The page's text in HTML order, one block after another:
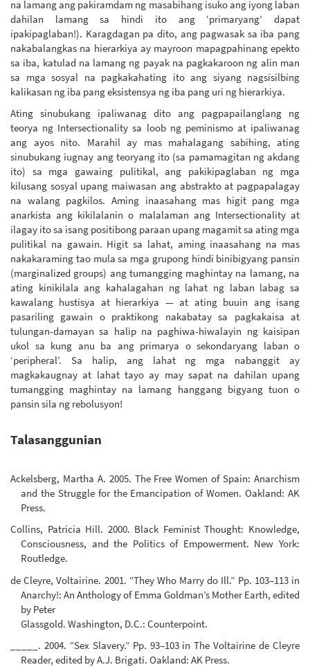
na lamang ang pakiramdam ng masabihang isuko ang iyong laban
dahilan lamang sa hindi ito ang ‘primaryang’ dapat
ipakipaglaban!). Karagdagan pa dito, ang pagwasak sa iba pang
nakabalangkas na hierarkiya ay mayroon mapagpahinang epekto
sa iba, katulad na lamang ng payak na pagkakaroon ng alin man
sa mga sosyal na pagkakahating ito ang siyang nagsisilbing
kalikasan ng iba pang eksistensya ng iba pang uri ng hierarkiya.
Ating sinubukang ipaliwanag dito ang pagpapailanglang ng
teorya ng Intersectionality sa loob ng peminismo at ipaliwanag
ang ayos nito. Marahil ay mas mahalagang sabihing, ating
sinubukang iugnay ang teoryang ito (sa pamamagitan ng akdang
ito) sa mga gawaing pulitikal, ang pakikipaglaban ng mga
kilusang sosyal upang maiwasan ang abstrakto at pagpapalagay
na walang pagkilos. Aming inaasahang mas higit pang mga
anarkista ang kikilalanin o malalaman ang Intersectionality at
ilagay ito sa isang positibong paraan upang magamit sa ating mga
pulitikal na gawain. Higit sa lahat, aming inaasahang na mas
nakakaraming tao mula sa mga grupong hindi binibigyang pansin
(marginalized groups) ang tumangging maghintay na lamang, na
ating kinikilala ang kahalagahan ng lahat ng laban labag sa
kawalang hustisya at hierarkiya — at ating buuin ang isang
pasariling gawain o praktikong nakabatay sa pagkakaisa at
tulungan-damayan sa halip na paghiwa-hiwalayin ng kaisipan
ukol sa kung anu ba ang primarya o sekondaryang laban o
‘peripheral’. Sa halip, ang lahat ng mga nabanggit ay
magkakaugnay at lahat tayo ay may sapat na dahilan upang
tumangging maghintay na lamang hanggang bigyang tuon o
pansin sila ng rebolusyon!
Talasanggunian
Ackelsberg, Martha A. 2005. The Free Women of Spain: Anarchism
and the Struggle for the Emancipation of Women. Oakland: AK
Press.
Collins, Patricia Hill. 2000. Black Feminist Thought: Knowledge,
Consciousness, and the Politics of Empowerment. New York:
Routledge.
de Cleyre, Voltairine. 2001. “They Who Marry do Ill.” Pp. 103–113 in
Anarchy!: An Anthology of Emma Goldman’s Mother Earth, edited
by Peter
Glassgold. Washington, D.C.: Counterpoint.
_____. 2004. “Sex Slavery.” Pp. 93–103 in The Voltairine de Cleyre
Reader, edited by A.J. Brigati. Oakland: AK Press.